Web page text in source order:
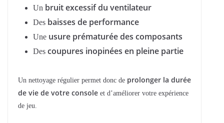
Un bruit excessif du ventilateur
Des baisses de performance
Une usure prématurée des composants
Des coupures inopinées en pleine partie
Un nettoyage régulier permet donc de prolonger la durée
de vie de votre console et d’améliorer votre expérience
de jeu.